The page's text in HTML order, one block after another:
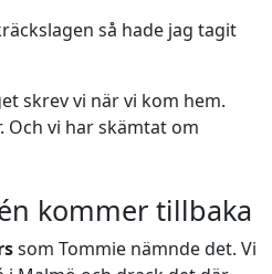
så hade jag tagit
skrev vi när vi kom hem.
Och vi har skämtat om
kommer tillbaka
som Tommie nämnde det. Vi